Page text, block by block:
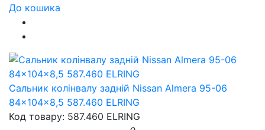
До кошика
Сальник колінвалу задній Nissan Almera 95-06
84x104x8,5 587.460 ELRING
Код товару: 587.460 ELRING